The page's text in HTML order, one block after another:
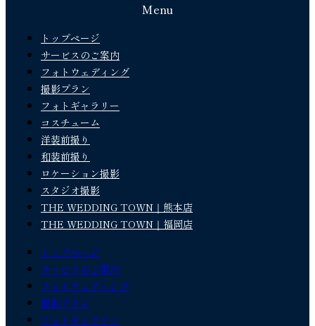
Menu
トップページ
サービスのご案内
フォトウェディング
撮影プラン
フォトギャラリー
コスチューム
洋装前撮り
和装前撮り
ロケーション撮影
スタジオ撮影
THE WEDDING TOWN｜熊本店
THE WEDDING TOWN｜福岡店
トップページ
サービスのご案内
フォトウェディング
撮影プラン
フォトギャラリー